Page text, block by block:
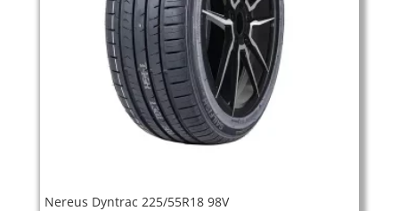
Nereus Dyntrac 225/55R18 98V